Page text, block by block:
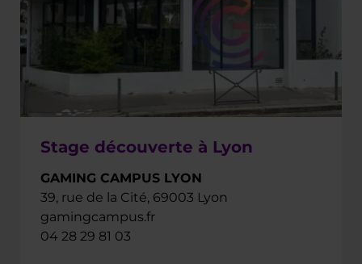
Stage découverte à Lyon
GAMING CAMPUS LYON
39, rue de la Cité, 69003 Lyon
gamingcampus.fr
04 28 29 81 03